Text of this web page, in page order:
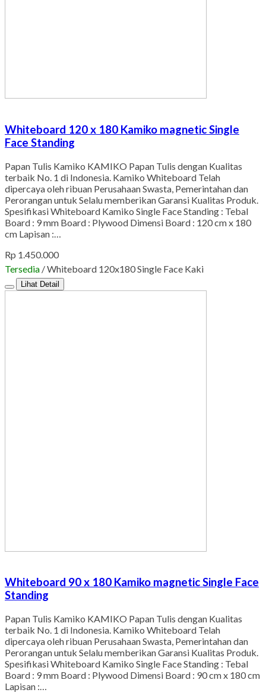
Whiteboard 120 x 180 Kamiko magnetic Single
Face Standing
Papan Tulis Kamiko KAMIKO Papan Tulis dengan Kualitas
terbaik No. 1 di Indonesia. Kamiko Whiteboard Telah
dipercaya oleh ribuan Perusahaan Swasta, Pemerintahan dan
Perorangan untuk Selalu memberikan Garansi Kualitas Produk.
Spesifikasi Whiteboard Kamiko Single Face Standing : Tebal
Board : 9 mm Board : Plywood Dimensi Board : 120 cm x 180
cm Lapisan :…
Rp 1.450.000
Tersedia / Whiteboard 120x180 Single Face Kaki
Lihat Detail
Whiteboard 90 x 180 Kamiko magnetic Single Face
Standing
Papan Tulis Kamiko KAMIKO Papan Tulis dengan Kualitas
terbaik No. 1 di Indonesia. Kamiko Whiteboard Telah
dipercaya oleh ribuan Perusahaan Swasta, Pemerintahan dan
Perorangan untuk Selalu memberikan Garansi Kualitas Produk.
Spesifikasi Whiteboard Kamiko Single Face Standing : Tebal
Board : 9 mm Board : Plywood Dimensi Board : 90 cm x 180 cm
Lapisan :…